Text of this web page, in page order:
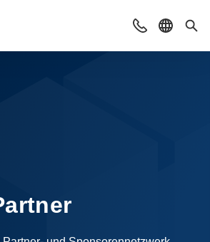
Beratung &
Sprache